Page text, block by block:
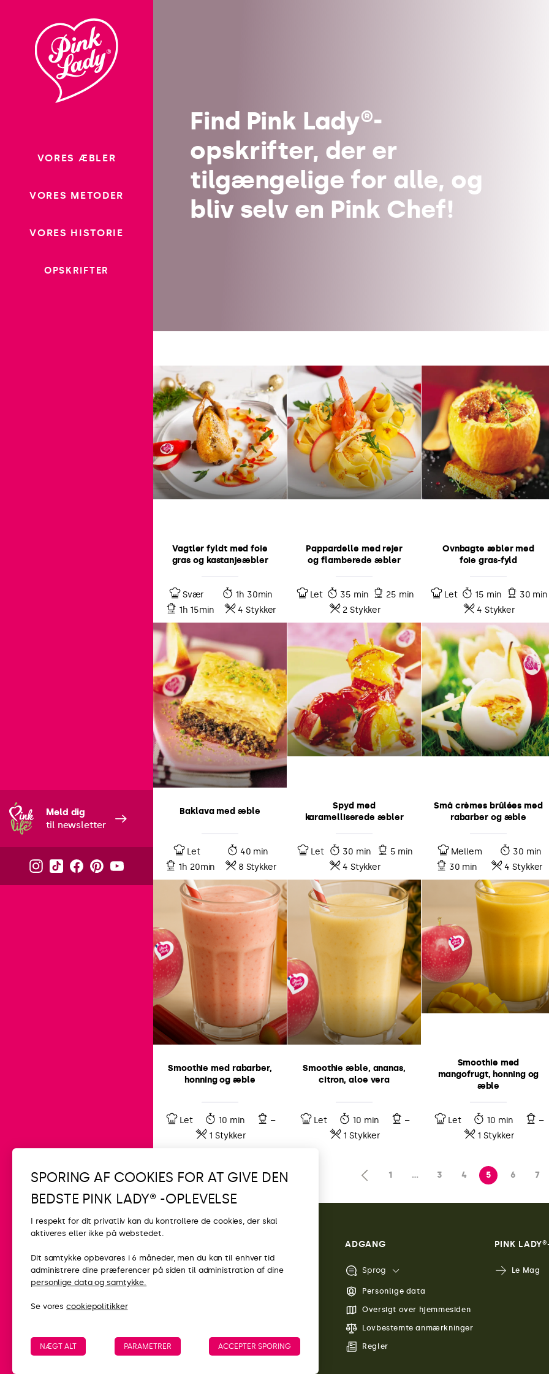
VORES ÆBLER
VORES METODER
VORES HISTORIE
OPSKRIFTER
Meld dig
til newsletter
Find Pink Lady®-
opskrifter, der er
tilgængelige for alle, og
bliv selv en Pink Chef!
Vagtler fyldt med foie
gras og kastanjeæbler
Svær
1h 30min
1h 15min
4 Stykker
Pappardelle med rejer
og flamberede æbler
Let 35 min
25 min
2 Stykker
Ovnbagte æbler med
foie gras-fyld
Let 15 min
30 min
4 Stykker
Baklava med æble
Let
40 min
1h 20min
8 Stykker
Spyd med
karamelliserede æbler
Let 30 min
5 min
4 Stykker
Små crèmes brûlées med
rabarber og æble
Mellem
30 min
30 min
4 Stykker
Smoothie med rabarber,
honning og æble
Let 10 min
–
1 Stykker
Smoothie æble, ananas,
citron, aloe vera
Let 10 min
–
1 Stykker
Smoothie med
mangofrugt, honning og
æble
Let 10 min
–
1 Stykker
1 … 3 4 5 6 7
FAQ
ADGANG
Sprog
Personlige data
Oversigt over hjemmesiden
Lovbestemte anmærkninger
Regler
PINK
Le Mag
SPORING AF COOKIES FOR AT GIVE DEN
BEDSTE PINK LADY® -OPLEVELSE
I respekt for dit privatliv kan du kontrollere de cookies, der skal
aktiveres eller ikke på webstedet.
Dit samtykke opbevares i 6 måneder, men du kan til enhver tid
administrere dine præferencer på siden til administration af dine
personlige data og samtykke.
Se vorescookiepolitikker
NÆGT ALT PARAMETRER ACCEPTER SPORING